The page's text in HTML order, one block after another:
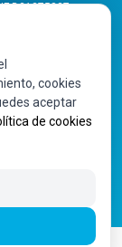
B31275837.
75, Hoja 525.
subvencionado
de Ayudas a
cookies
aceptar
de cookies